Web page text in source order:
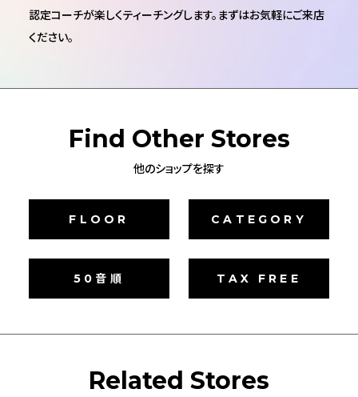
認定コーチが楽しくティーチングします。まずはお気軽にご来店
ください。
Find Other Stores
他のショップを探す
FLOOR CATEGORY
50音順 TAX FREE
Related Stores